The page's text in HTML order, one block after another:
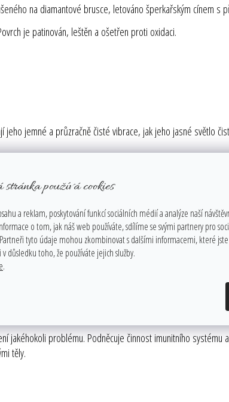
stránka používá cookies
a reklam, poskytování funkcí sociálních médií a analýze naší
o tom, jak náš web používáte, sdílíme se svými partnery pro
tyto údaje mohou zkombinovat s dalšími informacemi, které
důsledku toho, že používáte jejich služby.
.
na diamantové brusce, letováno šperkařským cínem s
je patinován, leštěn a ošetřen proti oxidaci.
jemné a průzračně čisté vibrace, jak jeho jasné světlo
a nejsilnější zesilovač energie na této planetě. Pohlcuje,
potřebujeme k uzdravení nebo ke splnění duchovního
vede k hlubokému pročištění duše a spojení duševní
se v mnoha barvách. Čirý křemen funguje na
Pokud se použije při meditaci, dokáže křemen
paměť. Krystal křemene mívá různě tvarované plochy
jakéhokoli problému. Podněcuje činnost imunitního
těly.